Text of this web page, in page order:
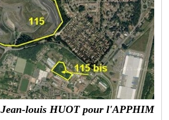
Jean-louis HUOT pour l'APPHIM